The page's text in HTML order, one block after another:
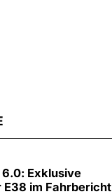
6.0: Exklusive
E38 im Fahrbericht